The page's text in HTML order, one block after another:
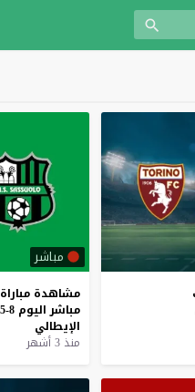
مباشر
مشاهدة مباراة
مباشر اليوم 8-5-2026
الإيطالي
منذ 3 أشهر